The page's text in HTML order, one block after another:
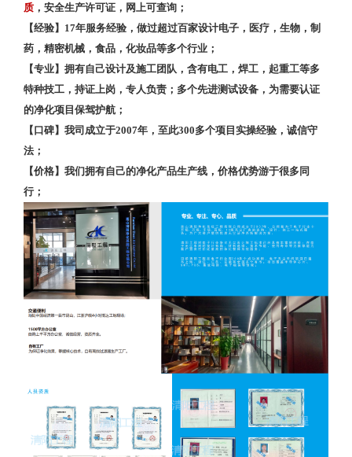
质 ，安全生产许可证，网上可查询；
【经验】17年服务经验，做过超过百家设计电子，医疗，生物，制
药，精密机械，食品，化妆品等多个行业；
【专业】拥有自己设计及施工团队，含有电工，焊工，起重工等多
特种技工，持证上岗，专人负责；多个先进测试设备，为需要认证
的净化项目保驾护航；
【口碑】我司成立于2007年，至此300多个项目实操经验，诚信守
法；
【价格】我们拥有自己的净化产品生产线，价格优势游于很多同
行；